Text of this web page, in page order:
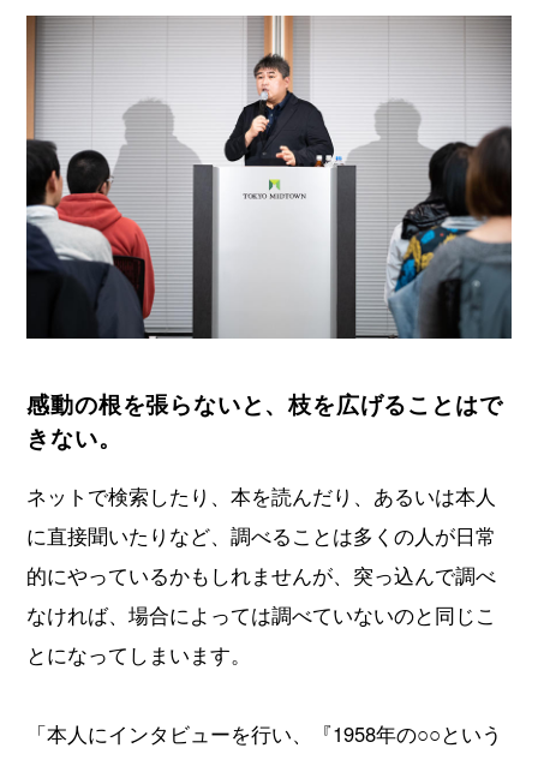
感動の根を張らないと、枝を広げることはで
きない。
ネットで検索したり、本を読んだり、あるいは本人
に直接聞いたりなど、調べることは多くの人が日常
的にやっているかもしれませんが、突っ込んで調べ
なければ、場合によっては調べていないのと同じこ
とになってしまいます。
「本人にインタビューを行い、『1958年の○○という